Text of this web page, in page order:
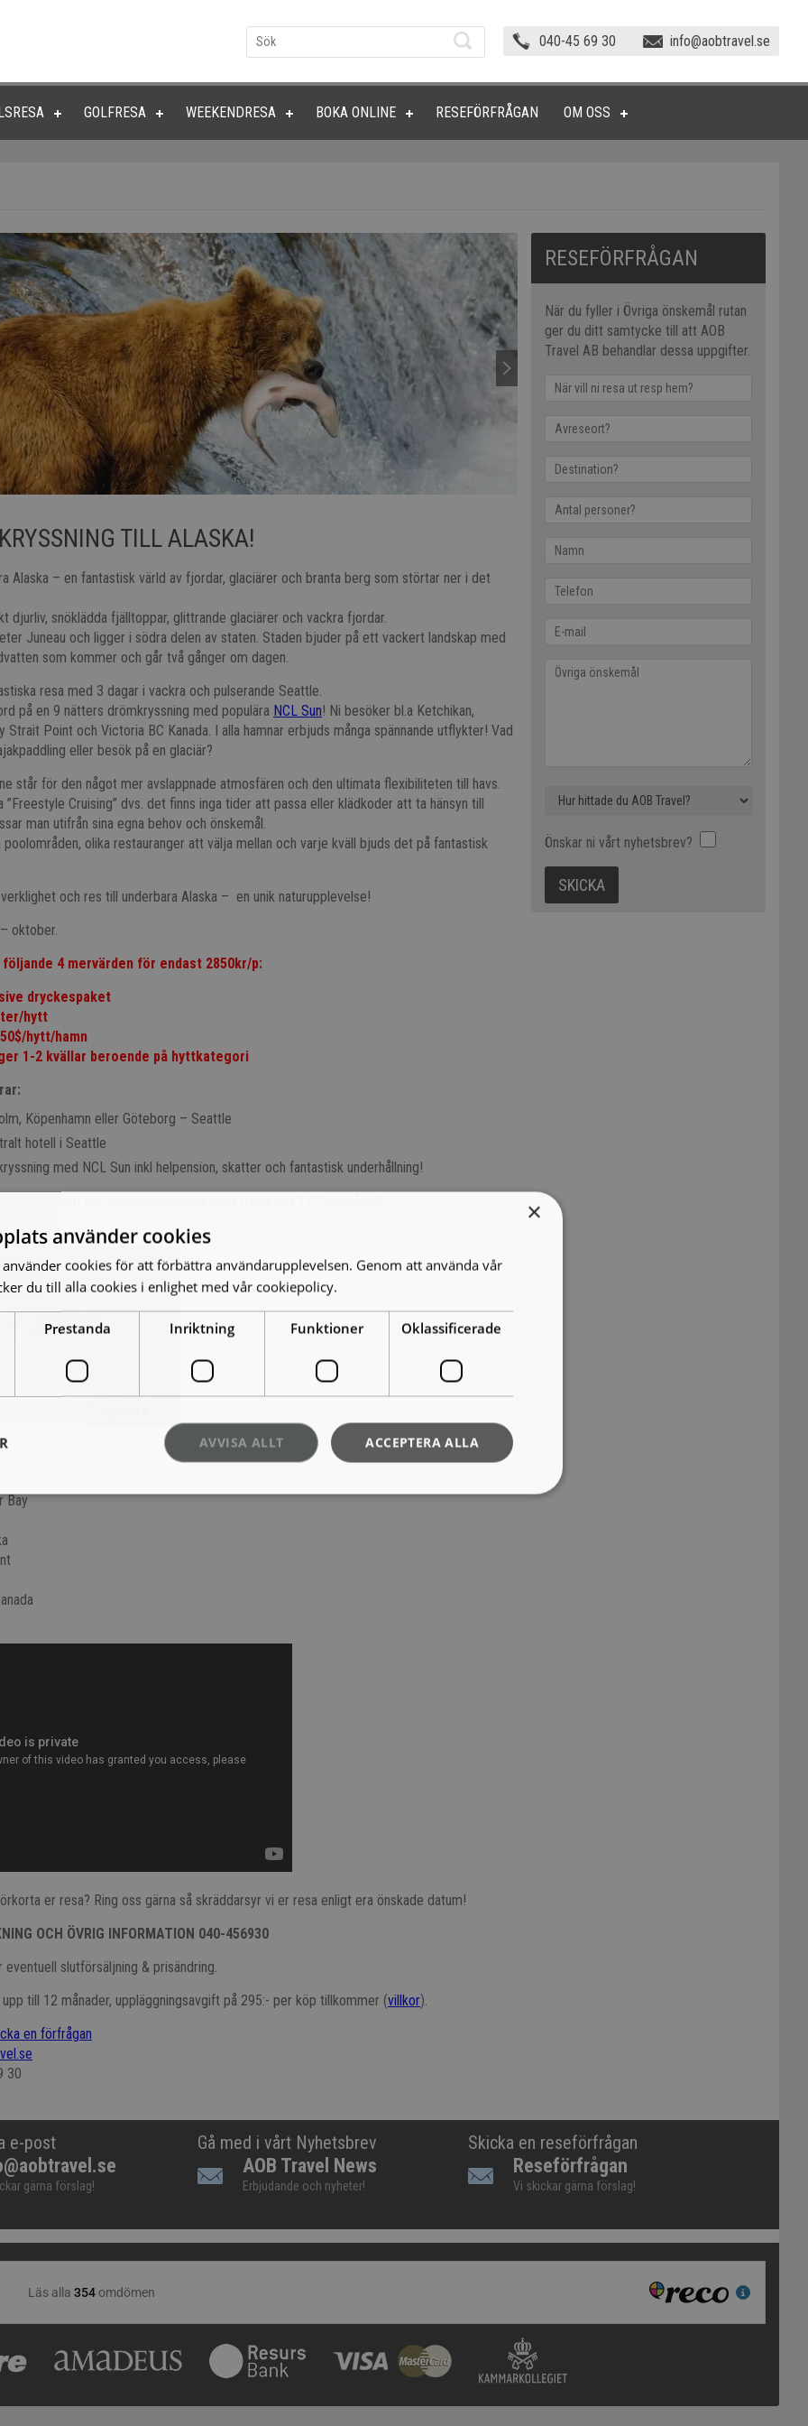
040-45 69 30 info@aobtravel.se
GOLFRESA WEEKENDRESA BOKA ONLINE RESEFÖRFRÅGAN OM OSS
TILL ALASKA!
Alaska – en fantastisk värld av fjordar, glaciärer och branta berg som störtar ner i det
djurliv, snöklädda fjälltoppar, glittrande glaciärer och vackra fjordar.
Juneau och ligger i södra delen av staten. Staden bjuder på ett vackert landskap med
som kommer och går två gånger om dagen.
resa med 3 dagar i vackra och pulserande Seattle.
på en 9 nätters drömkryssning med populära NCL Sun! Ni besöker bl.a Ketchikan,
Strait Point och Victoria BC Kanada. I alla hamnar erbjuds många spännande utflykter! Vad
eller besök på en glaciär?
står för den något mer avslappnade atmosfären och den ultimata flexibiliteten till havs.
”Freestyle Cruising” dvs. det finns inga tider att passa eller klädkoder att ta hänsyn till
man utifrån sina egna behov och önskemål.
poolområden, olika restauranger att välja mellan och varje kväll bjuds det på fantastisk
och res till underbara Alaska – en unik naturupplevelse!
oktober.
följande 4 mervärden för endast 2850kr/p:
dryckespaket
hytt
hytt/hamn
1-2 kvällar beroende på hyttkategori
Köpenhamn eller Göteborg – Seattle
hotell i Seattle
med NCL Sun inkl helpension, skatter och fantastisk underhållning!
Bay
er resa? Ring oss gärna så skräddarsyr vi er resa enligt era önskade datum!
OCH ÖVRIG INFORMATION 040-456930
slutförsäljning & prisändring.
till 12 månader, uppläggningsavgift på 295:- per köp tillkommer (villkor).
en förfrågan
30
RESEFÖRFRÅGAN
När du fyller i Övriga önskemål rutan
ger du ditt samtycke till att AOB
Travel AB behandlar dessa uppgifter.
Önskar ni vårt nyhetsbrev?
e-post
gärna förslag!
Gå med i vårt Nyhetsbrev
AOB Travel News
Erbjudande och nyheter!
Skicka en reseförfrågan
Reseförfrågan
Vi skickar gärna förslag!
×
använder cookies
cookies för att förbättra användarupplevelsen. Genom att använda vår
du till alla cookies i enlighet med vår cookiepolicy.
Prestanda Inriktning Funktioner Oklassificerade
ACCEPTERA ALLA
AVVISA ALLT